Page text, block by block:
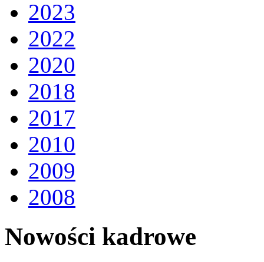
2023
2022
2020
2018
2017
2010
2009
2008
Nowości kadrowe